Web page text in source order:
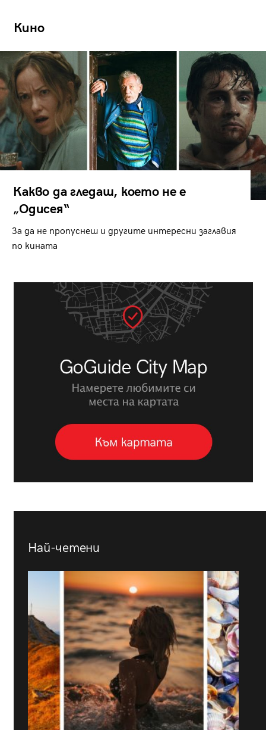
Кино
Какво да гледаш, което не е
„Одисея“
За да не пропуснеш и другите интересни заглавия
по кината
Най-четени